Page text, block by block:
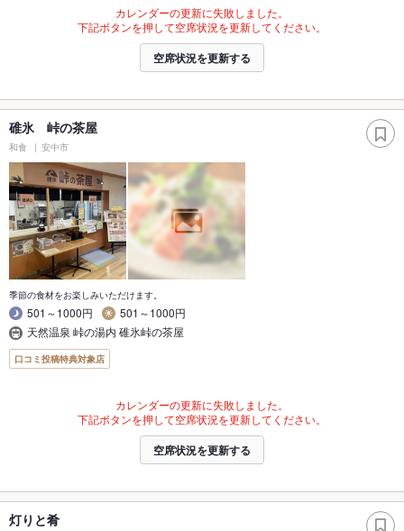
カレンダーの更新に失敗しました。
下記ボタンを押して空席状況を更新してください。
空席状況を更新する
碓氷 峠の茶屋
和食 安中市
季節の食材をお楽しみいただけます。
501～1000円
501～1000円
天然温泉 峠の湯内 碓氷峠の茶屋
口コミ投稿特典対象店
カレンダーの更新に失敗しました。
下記ボタンを押して空席状況を更新してください。
空席状況を更新する
灯りと肴